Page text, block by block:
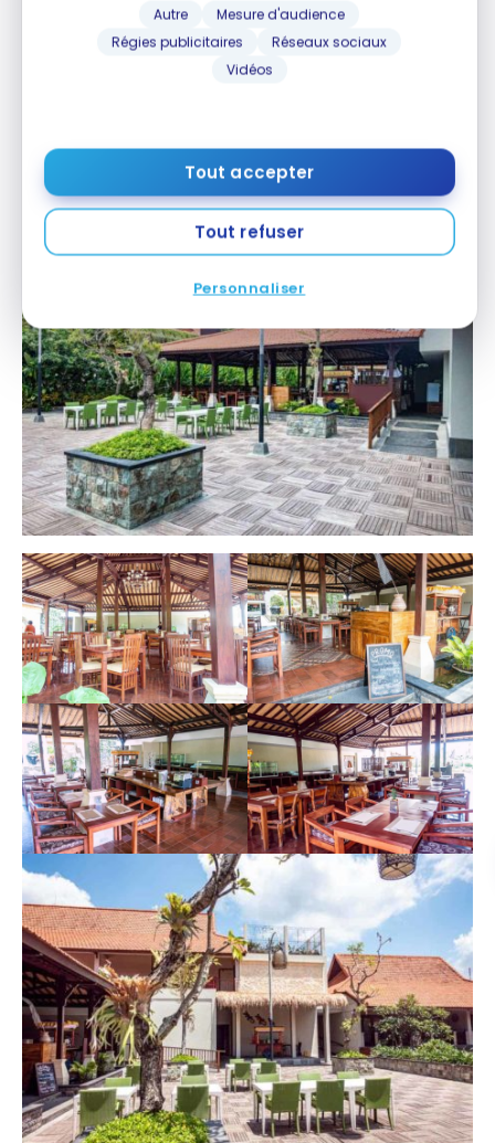
Autre
Mesure d'audience
Régies publicitaires
Réseaux sociaux
Vidéos
Tout accepter
Tout refuser
Personnaliser
Le restaurant principal est invitant sous son auvent.
Le personnel le sera tout autant.